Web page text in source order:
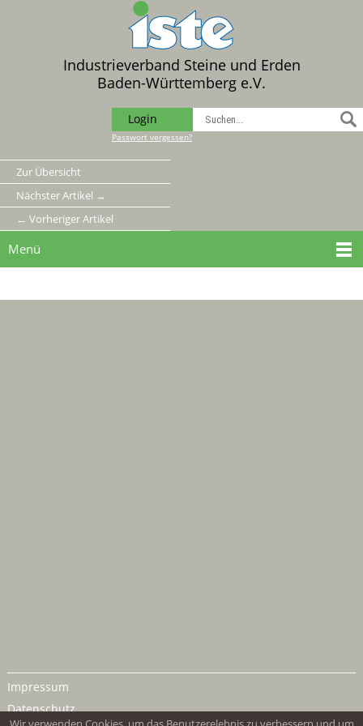
Industrieverband Steine und Erden
Baden-Württemberg e.V.
Login
Passwort vergessen?
Zur Übersicht
Nächster Artikel →
← Vorheriger Artikel
Menü
Impressum
Datenschutz